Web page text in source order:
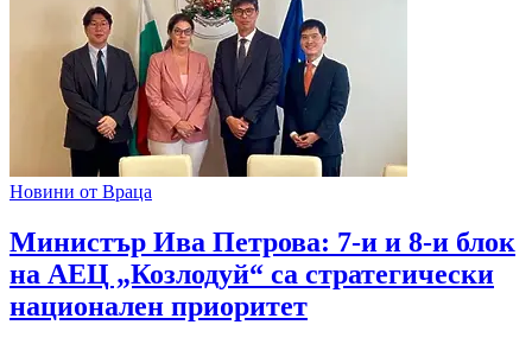
Новини от Враца
Министър Ива Петрова: 7-и и 8-и блок
на АЕЦ „Козлодуй“ са стратегически
национален приоритет